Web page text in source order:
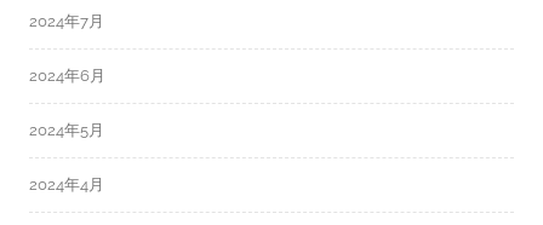
2024年7月
2024年6月
2024年5月
2024年4月